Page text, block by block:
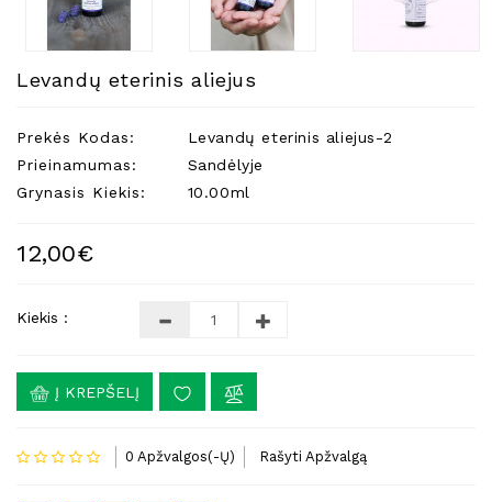
Higienos
Priemonės
Kūdikiams
Reikalai
Indai
Dovanos
Levandų eterinis aliejus
Prekės Kodas:
Levandų eterinis aliejus-2
Prieinamumas:
Sandėlyje
Grynasis Kiekis:
10.00ml
12,00€
Kiekis :
Į KREPŠELĮ
0 Apžvalgos(-Ų) Rašyti Apžvalgą